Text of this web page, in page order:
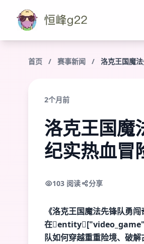
首页 / 赛事新闻 / 洛克王国魔
2个月前
洛克王国魔
纪实热血冒
103 阅读 分享
《洛克王国魔法先锋队勇
在
队如何穿越重重险境、破